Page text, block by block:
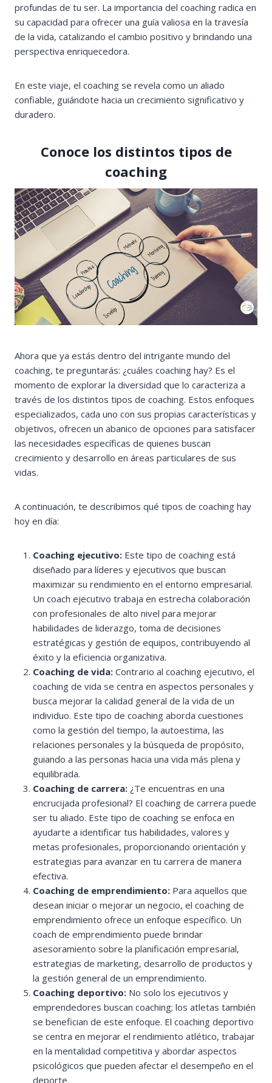
profundas de tu ser. La importancia del coaching radica en
su capacidad para ofrecer una guía valiosa en la travesía
de la vida, catalizando el cambio positivo y brindando una
perspectiva enriquecedora.
En este viaje, el coaching se revela como un aliado
confiable, guiándote hacia un crecimiento significativo y
duradero.
Conoce los distintos tipos de
coaching
Ahora que ya estás dentro del intrigante mundo del
coaching, te preguntarás: ¿cuáles coaching hay? Es el
momento de explorar la diversidad que lo caracteriza a
través de los distintos tipos de coaching. Estos enfoques
especializados, cada uno con sus propias características y
objetivos, ofrecen un abanico de opciones para satisfacer
las necesidades específicas de quienes buscan
crecimiento y desarrollo en áreas particulares de sus
vidas.
A continuación, te describimos qué tipos de coaching hay
hoy en día:
Coaching ejecutivo: Este tipo de coaching está
diseñado para líderes y ejecutivos que buscan
maximizar su rendimiento en el entorno empresarial.
Un coach ejecutivo trabaja en estrecha colaboración
con profesionales de alto nivel para mejorar
habilidades de liderazgo, toma de decisiones
estratégicas y gestión de equipos, contribuyendo al
éxito y la eficiencia organizativa.
Coaching de vida: Contrario al coaching ejecutivo, el
coaching de vida se centra en aspectos personales y
busca mejorar la calidad general de la vida de un
individuo. Este tipo de coaching aborda cuestiones
como la gestión del tiempo, la autoestima, las
relaciones personales y la búsqueda de propósito,
guiando a las personas hacia una vida más plena y
equilibrada.
Coaching de carrera: ¿Te encuentras en una
encrucijada profesional? El coaching de carrera puede
ser tu aliado. Este tipo de coaching se enfoca en
ayudarte a identificar tus habilidades, valores y
metas profesionales, proporcionando orientación y
estrategias para avanzar en tu carrera de manera
efectiva.
Coaching de emprendimiento: Para aquellos que
desean iniciar o mejorar un negocio, el coaching de
emprendimiento ofrece un enfoque específico. Un
coach de emprendimiento puede brindar
asesoramiento sobre la planificación empresarial,
estrategias de marketing, desarrollo de productos y
la gestión general de un emprendimiento.
Coaching deportivo: No solo los ejecutivos y
emprendedores buscan coaching; los atletas también
se benefician de este enfoque. El coaching deportivo
se centra en mejorar el rendimiento atlético, trabajar
en la mentalidad competitiva y abordar aspectos
psicológicos que pueden afectar el desempeño en el
deporte.